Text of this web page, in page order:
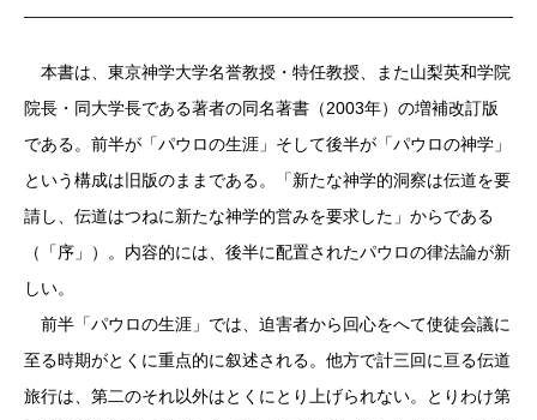
本書は、東京神学大学名誉教授・特任教授、また山梨英和学院
院長・同大学長である著者の同名著書（2003年）の増補改訂版
である。前半が「パウロの生涯」そして後半が「パウロの神学」
という構成は旧版のままである。「新たな神学的洞察は伝道を要
請し、伝道はつねに新たな神学的営みを要求した」からである
（「序」）。内容的には、後半に配置されたパウロの律法論が新
しい。
前半「パウロの生涯」では、迫害者から回心をへて使徒会議に
至る時期がとくに重点的に叙述される。他方で計三回に亘る伝道
旅行は、第二のそれ以外はとくにとり上げられない。とりわけ第